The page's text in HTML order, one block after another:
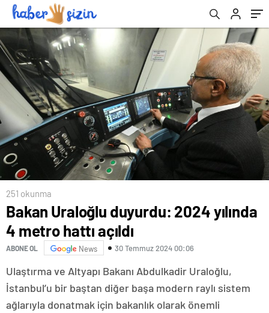
251 okunma
Bakan Uraloğlu duyurdu: 2024 yılında
4 metro hattı açıldı
ABONE OL News 30 Temmuz 2024 00:06
Ulaştırma ve Altyapı Bakanı Abdulkadir Uraloğlu,
İstanbul’u bir baştan diğer başa modern raylı sistem
ağlarıyla donatmak için bakanlık olarak önemli